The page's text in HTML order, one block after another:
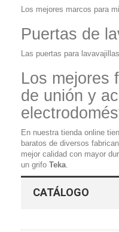
Los mejores marcos para
Puertas de
Las puertas para
Los mejores
de unión y
En nuestra tienda online
baratos de diversos
mejor calidad con mayor
un grifo Teka.
CATÁLOGO